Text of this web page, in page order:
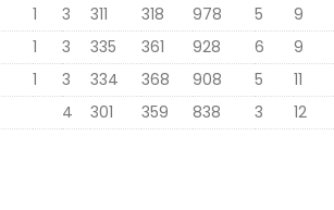
1 3 311 318 978 5 9
1 3 335 361 928 6 9
1 3 334 368 908 5 11
4 301 359 838 3 12